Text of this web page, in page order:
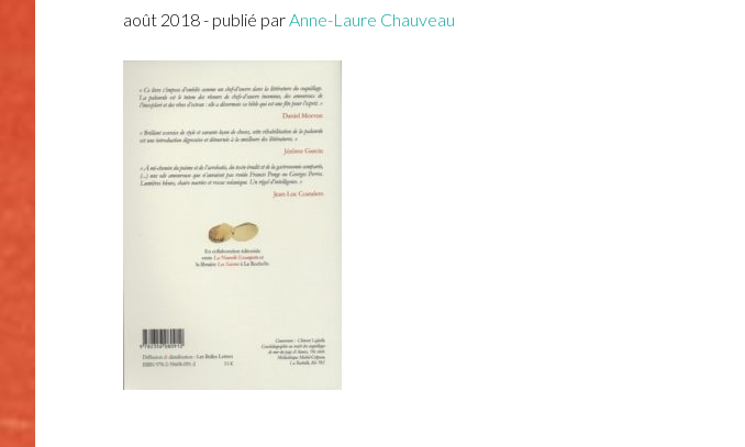
août 2018- publié parAnne-Laure Chauveau